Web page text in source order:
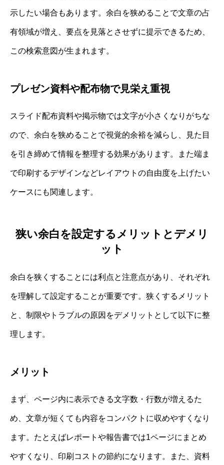
示したい場合もあります。余白を狭めることで文章の占
有領域が増え、要点を見落とさせずに提示できるため、
この検索意図が生まれます。
プレゼン資料や配布物で見栄え重視
スライド配布資料や掲示物では文字が小さくなりがちな
ので、余白を狭めることで視覚的余裕を減らし、見た目
を引き締めて情報を整理する効果があります。また端ま
で印刷するデザインなどレイアウトの自由度を上げたい
ケースにも関連します。
狭い余白を設定するメリットとデメリ
ット
余白を狭くすることには利点と注意点があり、それぞれ
を理解して設定することが重要です。狭くするメリット
と、制限やトラブルの原因をデメリットとして以下に整
理します。
メリット
まず、ページ内に表示できる文字数・行数が増えるた
め、文章が短くても内容をコンパクトに収めやすくなり
ます。たとえばレポートや報告書では1ページにまとめ
やすくなり、印刷コストの節約になります。また、資料